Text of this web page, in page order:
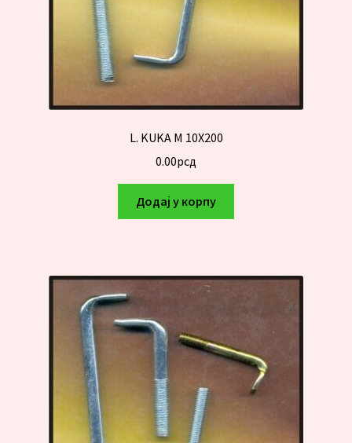
L. KUKA M 10X200
0.00рсд
Додај у корпу